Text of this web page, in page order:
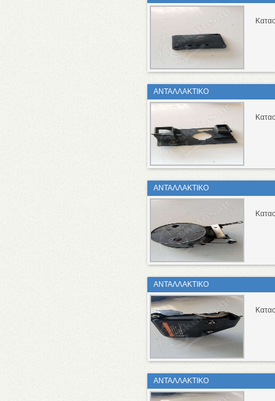
ΑΝΤΑΛΛΑΚΤΙΚΟ
ΑΝΤΑΛΛΑΚΤΙΚΟ
ΑΝΤΑΛΛΑΚΤΙΚΟ
ΑΝΤΑΛΛΑΚΤΙΚΟ